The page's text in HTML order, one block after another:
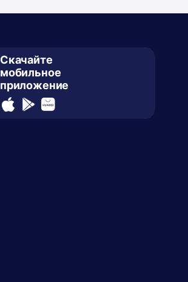
Скачайте
мобильное
приложение